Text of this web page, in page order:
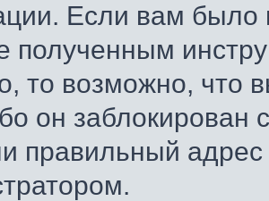
Если вам
полученным
то возможно, что
он
правильный адрес